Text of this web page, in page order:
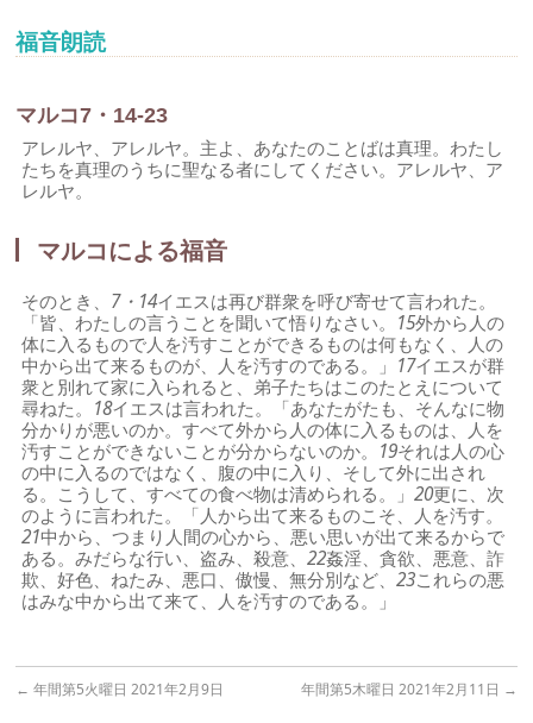
福音朗読
マルコ7・14-23
アレルヤ、アレルヤ。主よ、あなたのことばは真理。わたし
たちを真理のうちに聖なる者にしてください。アレルヤ、ア
レルヤ。
マルコによる福音
そのとき、 7・14イエスは再び群衆を呼び寄せて言われた。
「皆、わたしの言うことを聞いて悟りなさい。 15外から人の
体に入るもので人を汚すことができるものは何もなく、人の
中から出て来るものが、人を汚すのである。」 17イエスが群
衆と別れて家に入られると、弟子たちはこのたとえについて
尋ねた。 18イエスは言われた。「あなたがたも、そんなに物
分かりが悪いのか。すべて外から人の体に入るものは、人を
汚すことができないことが分からないのか。 19それは人の心
の中に入るのではなく、腹の中に入り、そして外に出され
る。こうして、すべての食べ物は清められる。」20更に、次
のように言われた。「人から出て来るものこそ、人を汚す。
21中から、つまり人間の心から、悪い思いが出て来るからで
ある。みだらな行い、盗み、殺意、22姦淫、貪欲、悪意、詐
欺、好色、ねたみ、悪口、傲慢、無分別など、23これらの悪
はみな中から出て来て、人を汚すのである。」
← 年間第5火曜日 2021年2月9日 年間第5木曜日 2021年2月11日 →